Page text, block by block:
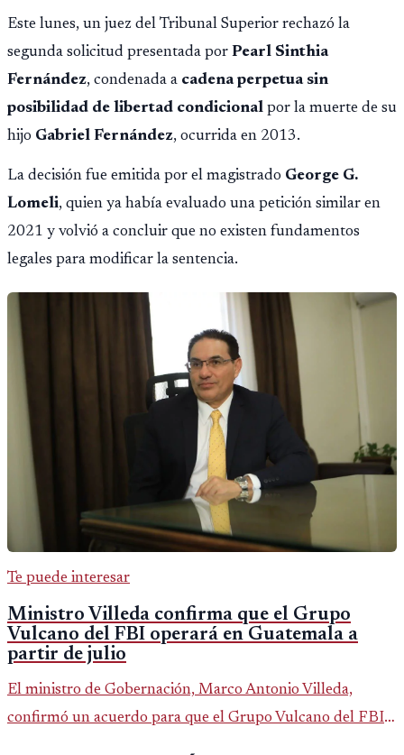
Este lunes, un juez del Tribunal Superior rechazó la
segunda solicitud presentada por Pearl Sinthia
Fernández, condenada a cadena perpetua sin
posibilidad de libertad condicional por la muerte de su
hijo Gabriel Fernández, ocurrida en 2013.
La decisión fue emitida por el magistrado George G.
Lomeli, quien ya había evaluado una petición similar en
2021 y volvió a concluir que no existen fundamentos
legales para modificar la sentencia.
Te puede interesar
Ministro Villeda confirma que el Grupo
Vulcano del FBI operará en Guatemala a
partir de julio
El ministro de Gobernación, Marco Antonio Villeda,
confirmó un acuerdo para que el Grupo Vulcano del FBI